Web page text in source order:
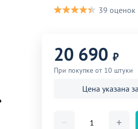
39 оценок
20 690 ₽
При покупке от 10 штуки
Цена указана